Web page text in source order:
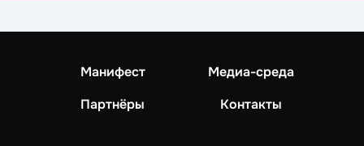
Манифест
Медиа-среда
Партнёры
Контакты